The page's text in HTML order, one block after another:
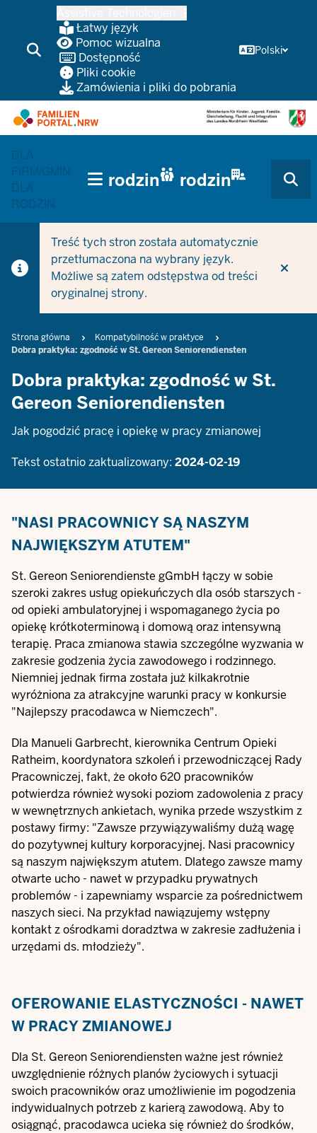
głównej
Łatwy język
Pomoc wizualna
Dostępność
Pliki cookie
Zamówienia i pliki do pobrania
Polski
DLA
FIRM/GMIN
DLA
RODZIN
HAUPTNAVIGATION
(TRÄGERBEREICH)
rodzin rodzin
Treść tych stron została automatycznie
przetłumaczona na wybrany język.
Możliwe są zatem odstępstwa od treści
oryginalnej strony.
Breadcrumb
Strona główna
Kompatybilność w praktyce
Dobra praktyka: zgodność w St. Gereon Seniorendiensten
Dobra praktyka: zgodność w St.
Gereon Seniorendiensten
Jak pogodzić pracę i opiekę w pracy zmianowej
Tekst ostatnio zaktualizowany: 2024-02-19
"NASI PRACOWNICY SĄ NASZYM
NAJWIĘKSZYM ATUTEM"
St. Gereon Seniorendienste gGmbH łączy w sobie
szeroki zakres usług opiekuńczych dla osób starszych -
od opieki ambulatoryjnej i wspomaganego życia po
opiekę krótkoterminową i domową oraz intensywną
terapię. Praca zmianowa stawia szczególne wyzwania w
zakresie godzenia życia zawodowego i rodzinnego.
Niemniej jednak firma została już kilkakrotnie
wyróżniona za atrakcyjne warunki pracy w konkursie
"Najlepszy pracodawca w Niemczech".
Dla Manueli Garbrecht, kierownika Centrum Opieki
Ratheim, koordynatora szkoleń i przewodniczącej Rady
Pracowniczej, fakt, że około 620 pracowników
potwierdza również wysoki poziom zadowolenia z pracy
w wewnętrznych ankietach, wynika przede wszystkim z
postawy firmy: "Zawsze przywiązywaliśmy dużą wagę
do pozytywnej kultury korporacyjnej. Nasi pracownicy
są naszym największym atutem. Dlatego zawsze mamy
otwarte ucho - nawet w przypadku prywatnych
problemów - i zapewniamy wsparcie za pośrednictwem
naszych sieci. Na przykład nawiązujemy wstępny
kontakt z ośrodkami doradztwa w zakresie zadłużenia i
urzędami ds. młodzieży".
OFEROWANIE ELASTYCZNOŚCI - NAWET
W PRACY ZMIANOWEJ
Dla St. Gereon Seniorendiensten ważne jest również
uwzględnienie różnych planów życiowych i sytuacji
swoich pracowników oraz umożliwienie im pogodzenia
indywidualnych potrzeb z karierą zawodową. Aby to
osiągnąć, pracodawca ucieka się również do środków,